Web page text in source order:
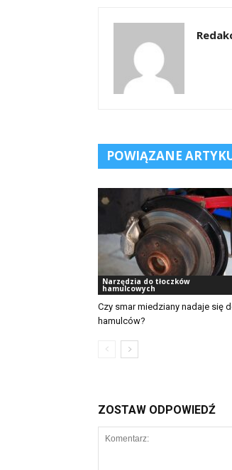
POWIĄZANE
Narzędzia do tłoczków
hamulcowych
Czy smar miedziany nadaje się
hamulców?
ZOSTAW ODPOWIEDŹ